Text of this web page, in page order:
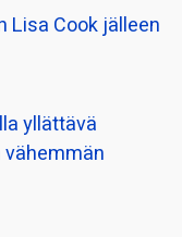
Lisa Cook jälleen
yllättävä
vähemmän